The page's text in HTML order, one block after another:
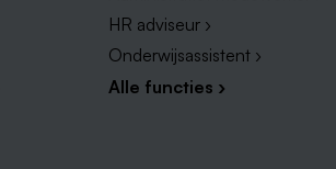
HR adviseur ›
Onderwijsassistent ›
Alle functies ›